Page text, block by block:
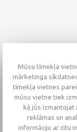
Mūsu tīmekļa
mārketinga
tīmekļa vietnes
mūsu vietne tiek
kā jūs izmantojat
reklāmas un
informāciju ar citu